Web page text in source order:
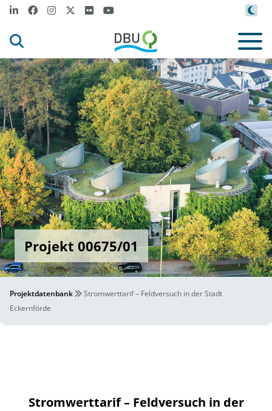
Projekt 00675/01
Projektdatenbank
Stromwerttarif – Feldversuch in der Stadt
Eckernförde
Stromwerttarif – Feldversuch in der